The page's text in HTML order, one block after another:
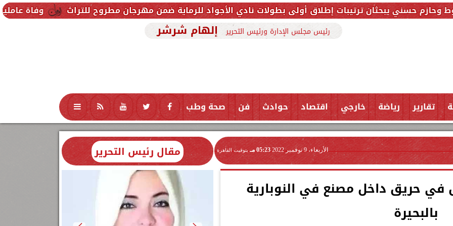
وفاة عاملين متأثرين ترتيبات إطلاق أولى بطولات نادي الأجواد للرماية ضمن مهرجان مطروح للتراث
رئيس مجلس الإدارة ورئيس التحرير إلهام شرشر
تقارير رياضة خارجي اقتصاد حوادث فن صحة وطب تكنولوجيا منوعات محافظات
الأربعاء، 9 نوفمبر 2022 05:23 مـ بتوقيت القاهرة
في حريق داخل مصنع في النوبارية
بالبحيرة
مقال رئيس التحرير